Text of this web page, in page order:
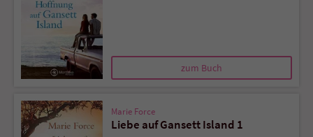
zum Buch
Marie Force
Liebe auf Gansett Island 1